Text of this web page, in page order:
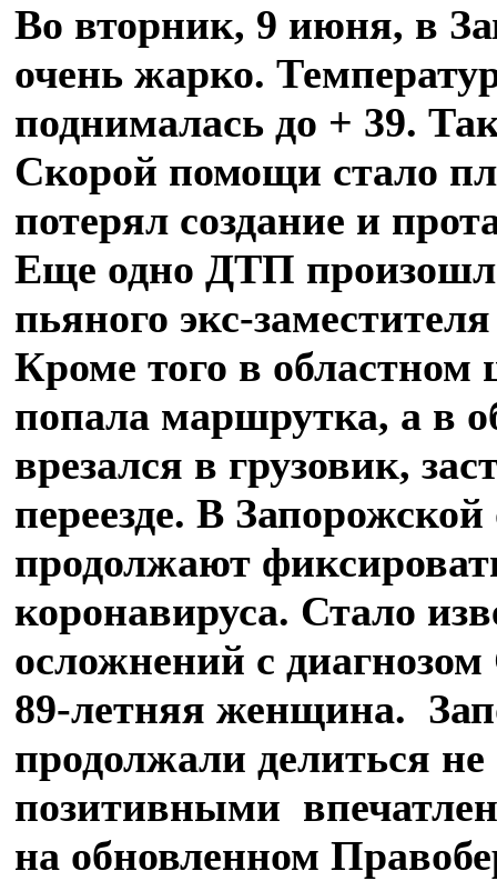
Во вторник, 9 июня, в
очень жарко.
поднималась до + 39.
Скорой помощи стало
потерял создание и
Еще одно ДТП
пьяного экс-
Кроме того в
попала маршрутка, а в
врезался в грузовик,
переезде. В Запорожской
продолжают
коронавируса. Стало
осложнений с
89-летняя женщина.
продолжали делиться не
позитивными
на обновленном